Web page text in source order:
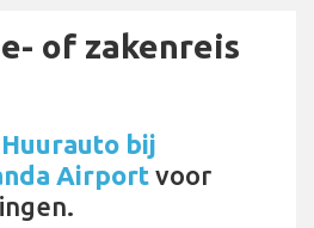
of zakenreis
Huurauto bij
Airport voor